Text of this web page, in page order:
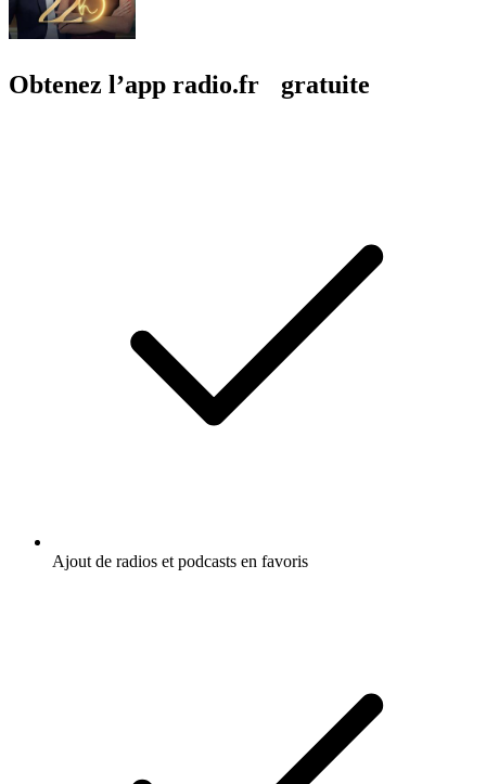
Obtenez l’app radio.fr gratuite
Ajout de radios et podcasts en favoris